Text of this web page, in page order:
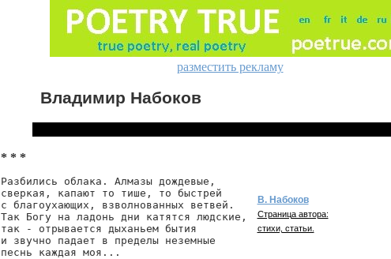
разместить рекламу
Владимир Набоков
* * *
Разбились облака. Алмазы дождевые,
сверкая, капают то тише, то быстрей
с благоухающих, взволнованных ветвей.
Так Богу на ладонь дни катятся людские,
так - отрывается дыханьем бытия
и звучно падает в пределы неземные
песнь каждая моя...
В. Набоков
Страница автора:
стихи, статьи.